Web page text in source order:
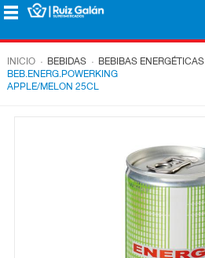
Saltar al contenido
CORPORATIVO
INICIO . BEBIDAS . BEBIBAS ENERGÉTICAS
BEB.ENERG.POWERKING
APPLE/MELON 25CL